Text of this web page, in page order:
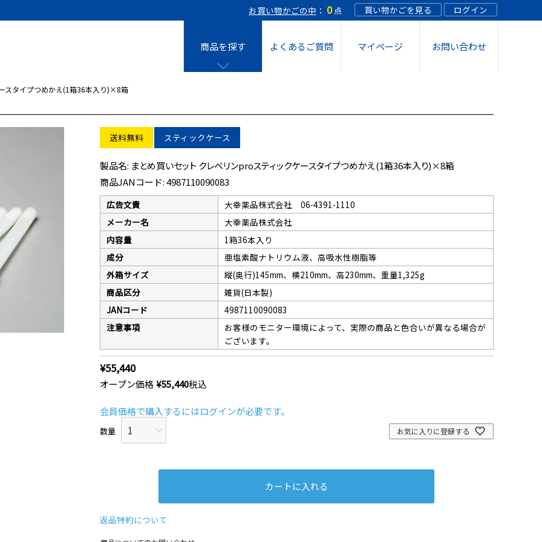
お買い物かごの中 ： 0 点 買い物かごを見る ログイン
商品を探す
㎡用 15個
クレベリンpro スプレー 12個
クレベリンpro スプレー 18個
クレベリンpro 希釈溶液 10個
クレベリン発生機エレクローラー専用液 10本
用 10個
用＋パウチ専用ケース 10個セッ
スティック
クレベリンproスティックケースタイプつめかえ(1箱36本
入り)×3個
クレベリンproスティックケースタイプつめかえ(1箱36本
入り)×8個
よくあるご質問 マイページ お問い合わせ
スタイプつめかえ(1箱36本入り)×8箱
送料無料 スティックケース
まとめ買いセット クレベリンproスティックケースタイプつめかえ(1箱36本入り)×8箱
商品JANコード:4987110090083
広告文責
大幸薬品株式会社 06-4391-1110
メーカー名
大幸薬品株式会社
内容量
1箱36本入り
成分
亜塩素酸ナトリウム液、高吸水性樹脂等
外箱サイズ
縦(奥行)145mm、横210mm、高230mm、重量1,325g
商品区分
雑貨(日本製)
JANコード
4987110090083
注意事項
お客様のモニター環境によって、実際の商品と色合いが異なる場合が
ございます。
¥55,440
オープン価格¥55,440税込
会員価格で購入するにはログインが必要です。
お気に入りに登録する
カートに入れる
返品特約について